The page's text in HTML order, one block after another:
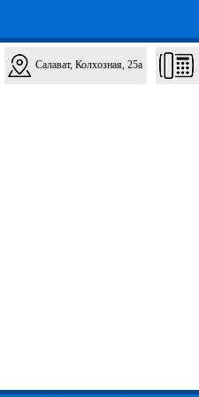
Салават, Колхозная, 25а